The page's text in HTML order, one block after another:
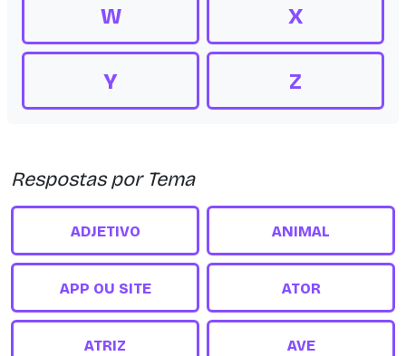
W X
Y Z
Respostas por Tema
ADJETIVO ANIMAL
APP OU SITE ATOR
ATRIZ AVE